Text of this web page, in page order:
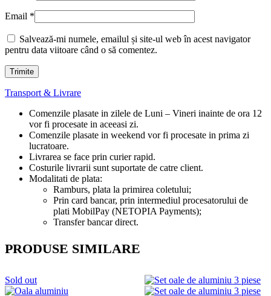
Email *
Salvează-mi numele, emailul și site-ul web în acest navigator
pentru data viitoare când o să comentez.
Transport & Livrare
Comenzile plasate in zilele de Luni – Vineri inainte de ora 12
vor fi procesate in aceeasi zi.
Comenzile plasate in weekend vor fi procesate in prima zi
lucratoare.
Livrarea se face prin curier rapid.
Costurile livrarii sunt suportate de catre client.
Modalitati de plata:
Ramburs, plata la primirea coletului;
Prin card bancar, prin intermediul procesatorului de
plati MobilPay (NETOPIA Payments);
Transfer bancar direct.
PRODUSE SIMILARE
Sold out